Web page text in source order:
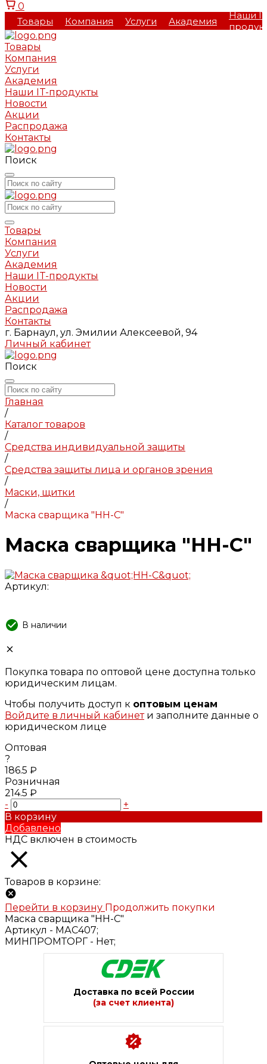
0
Товары
Компания Услуги Академия
Наши
Товары
Компания
Услуги
Академия
Наши IT-продукты
Новости
Акции
Распродажа
Контакты
Поиск
Товары
Компания
Услуги
Академия
Наши IT-продукты
Новости
Акции
Распродажа
Контакты
г. Барнаул, ул. Эмилии Алексеевой, 94
Личный кабинет
Поиск
Главная
/
Каталог товаров
/
Средства индивидуальной защиты
/
Средства защиты лица и органов зрения
/
Маски, щитки
/
Маска сварщика "НН-С"
Маска сварщика "НН-С"
Артикул:
В наличии
Покупка товара по оптовой цене доступна только
юридическим лицам.
Чтобы получить доступ к оптовым ценам
Войдите в личный кабинети заполните данные о
юридическом лице
Оптовая
?
186.5 ₽
Розничная
214.5 ₽
-
+
В корзину
Добавлено
НДС включен в стоимость
Товаров в корзине:
Перейти в корзину Продолжить покупки
Маска сварщика "НН-С"
Артикул - МАС407;
МИНПРОМТОРГ - Нет;
Доставка по всей России
(за счет клиента)